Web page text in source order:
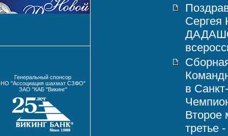
Генеральный спонсор
НО "Ассоциация шахмат СЗФО"
ЗАО "КАБ "Викинг"
в
Второе
третье